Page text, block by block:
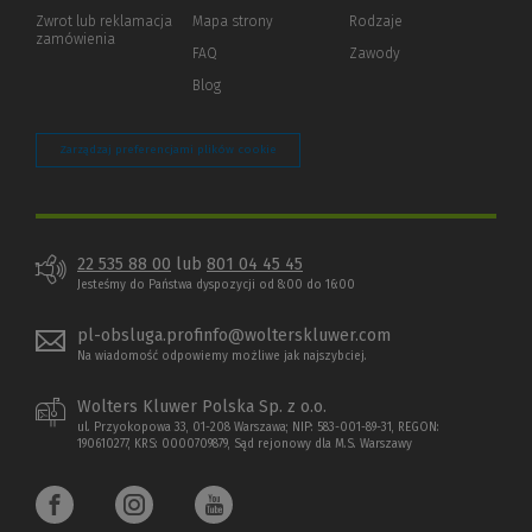
innej
Zwrot lub reklamacja
zamówienia
Mapa strony
FAQ
Blog
Rodzaje
Zawody
Zarządzaj preferencjami plików cookie
22 535 88 00 lub 801 04 45 45
Jesteśmy do Państwa dyspozycji od 8:00 do 16:00
pl-obsluga.profinfo@wolterskluwer.com
Na wiadomość odpowiemy możliwe jak najszybciej.
Wolters Kluwer Polska Sp. z o.o.
ul. Przyokopowa 33, 01-208 Warszawa; NIP: 583-001-89-31, REGON:
190610277, KRS: 0000709879, Sąd rejonowy dla M.S. Warszawy